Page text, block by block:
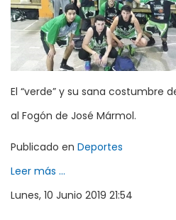
El “verde” y su sana costumbre
al Fogón de José Mármol.
Publicado en Deportes
Leer más ...
Lunes, 10 Junio 2019 21:54